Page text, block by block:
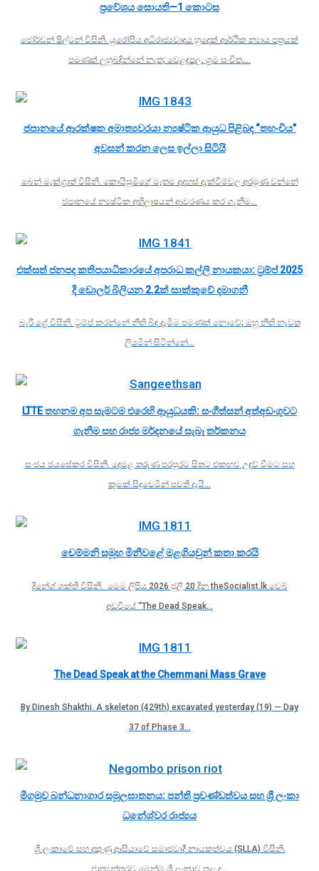
ප්‍රවේශය සොයති—1 කොටස
ජෝර්ඩන් ෂිල්ටන් විසිනි. යුරෝපීය අධිරාජ්‍යවාදය හුදෙක් ආර්ථික න්‍යාය පත්‍රයක්
පමණක් ලුහුබඳින්නේ නැත; වෙළඳපල, ශ්‍රම සංචිත,…
ජපානයේ ආරක්ෂක අමාත්‍යවරයා න්‍යෂ්ටික ආයුධ පිළිබඳ “තහංචිය”
අවසන් කරන ලෙස ඉල්ලා සිටියි
බෙන් මැක්ග්‍රාත් විසිනි. කොයිසුමිගේ මෑතම අදහස් දැක්වීම්වල අරමුණ වන්නේ
ජපානයේ න්‍යෂ්ටික අභිලාෂයන් ආවරණය කර ගැනීම…
එක්සත් ජනපද කතිපයාධිකාරයේ අපරාධ කල්ලි නායකයා: ට්‍රම්ප් 2025
දී ඩොලර් බිලියන 2.2ක් සාක්කුවේ දමාගනී
බැරී ග්‍රේ විසිනි. ට්‍රම්ප් කරන්නේ නීති බිඳ දැමීම පමණක් නොවේ; ඔහු නීති නැවත
ලියමින් සිටින්නේ…
LTTE තහනම අප සැමටම එරෙහි ආයුධයකි: සංගීත්සන් අත්අඩංගුවට
ගැනීම සහ රාජ්‍ය මර්දනයේ සැබෑ තර්කනය
සංජය ජයසේකර විසිනි. දෙමළ තරුණ පරපුරට සිතට එකඟව උදව් වීමට සහ
කුමක් සිදුවෙමින් පවතී දැයි…
චෙම්මනි සමූහ මිනීවළේ මළගියවුන් කතා කරයි
දිනේශ් ශක්ති විසිනි. මෙම ලිපිය 2026 ජුලි 20 දින theSocialist.lk වෙබ්
අඩවියේ “The Dead Speak…
The Dead Speak at the Chemmani Mass Grave
By Dinesh Shakthi. A skeleton (429th) excavated yesterday (19) — Day
37 of Phase 3…
මීගමුව බන්ධනාගාර සමූලඝාතනය: පන්ති ප්‍රචණ්ඩත්වය සහ ශ්‍රී ලංකා
ධනේශ්වර රාජ්‍යය
ශ්‍රී ලංකාවේ සහ දකුණු ආසියාවේ සමාජවාදී නායකත්වය (SLLA) විසිනි.
ජාත්‍යන්තරව මෙන්ම ශ්‍රී ලංකාව තුළ ද…